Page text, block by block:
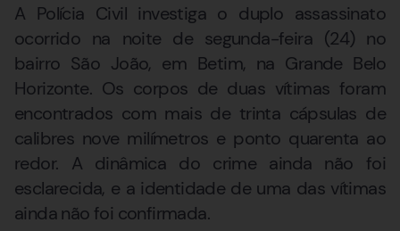
A Polícia Civil investiga o duplo assassinato
ocorrido na noite de segunda-feira (24) no
bairro São João, em Betim, na Grande Belo
Horizonte. Os corpos de duas vítimas foram
encontrados com mais de trinta cápsulas de
calibres nove milímetros e ponto quarenta ao
redor. A dinâmica do crime ainda não foi
esclarecida, e a identidade de uma das vítimas
ainda não foi confirmada.